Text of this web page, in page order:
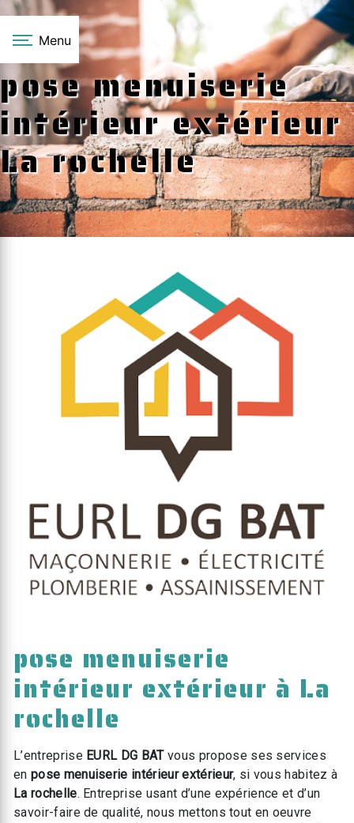
Menu
pose menuiserie
intérieur extérieur
La rochelle
pose menuiserie
intérieur extérieur à La
rochelle
L’entreprise EURL DG BATvous propose ses services
en pose menuiserie intérieur extérieur, si vous habitez à
La rochelle. Entreprise usant d’une expérience et d’un
savoir-faire de qualité, nous mettons tout en oeuvre
Panneau de gestion des cookies